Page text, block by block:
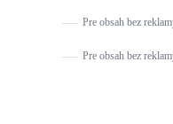
Pre obsah bez